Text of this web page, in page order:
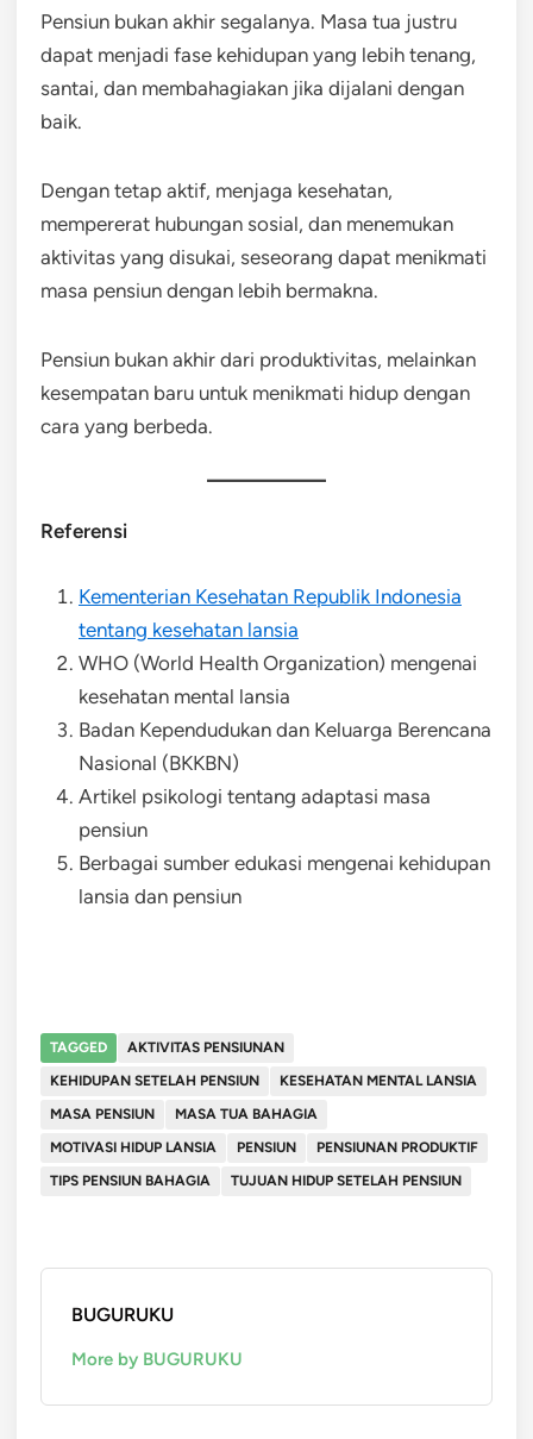
Pensiun bukan akhir segalanya. Masa tua justru
dapat menjadi fase kehidupan yang lebih tenang,
santai, dan membahagiakan jika dijalani dengan
baik.
Dengan tetap aktif, menjaga kesehatan,
mempererat hubungan sosial, dan menemukan
aktivitas yang disukai, seseorang dapat menikmati
masa pensiun dengan lebih bermakna.
Pensiun bukan akhir dari produktivitas, melainkan
kesempatan baru untuk menikmati hidup dengan
cara yang berbeda.
Referensi
Kementerian Kesehatan Republik Indonesia
tentang kesehatan lansia
WHO (World Health Organization) mengenai
kesehatan mental lansia
Badan Kependudukan dan Keluarga Berencana
Nasional (BKKBN)
Artikel psikologi tentang adaptasi masa
pensiun
Berbagai sumber edukasi mengenai kehidupan
lansia dan pensiun
TAGGED
AKTIVITAS PENSIUNAN
KEHIDUPAN SETELAH PENSIUN
KESEHATAN MENTAL LANSIA
MASA PENSIUN
MASA TUA BAHAGIA
MOTIVASI HIDUP LANSIA
PENSIUN
PENSIUNAN PRODUKTIF
TIPS PENSIUN BAHAGIA
TUJUAN HIDUP SETELAH PENSIUN
BUGURUKU
More by BUGURUKU